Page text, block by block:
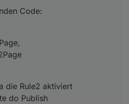
Code:
die Rule2 aktiviert
do Publish